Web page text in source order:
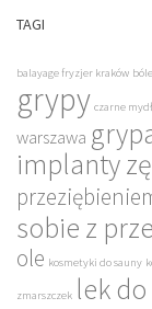
TAGI
balayage fryzjer kraków
grypy czarne
warszawa
implanty
sobie z
ole kosmetyki do sauny
zmarszczek lek